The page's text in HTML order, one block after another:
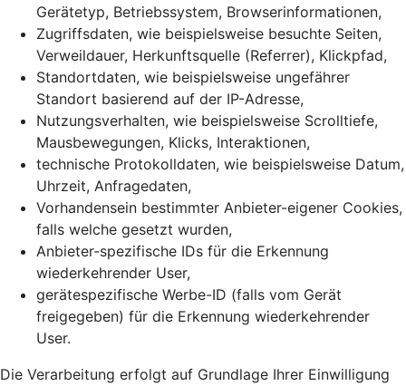
Gerätetyp, Betriebssystem, Browserinformationen,
Zugriffsdaten, wie beispielsweise besuchte Seiten,
Verweildauer, Herkunftsquelle (Referrer), Klickpfad,
Standortdaten, wie beispielsweise ungefährer
Standort basierend auf der IP-Adresse,
Nutzungsverhalten, wie beispielsweise Scrolltiefe,
Mausbewegungen, Klicks, Interaktionen,
technische Protokolldaten, wie beispielsweise Datum,
Uhrzeit, Anfragedaten,
Vorhandensein bestimmter Anbieter-eigener Cookies,
falls welche gesetzt wurden,
Anbieter-spezifische IDs für die Erkennung
wiederkehrender User,
gerätespezifische Werbe-ID (falls vom Gerät
freigegeben) für die Erkennung wiederkehrender
User.
Die Verarbeitung erfolgt auf Grundlage Ihrer Einwilligung